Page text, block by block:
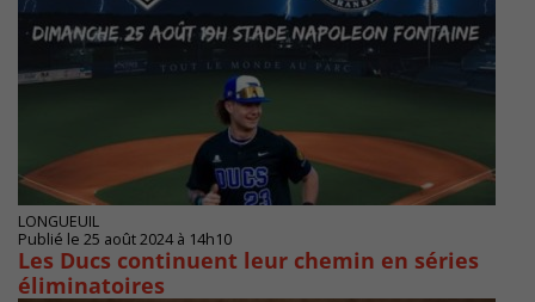
LONGUEUIL
Publié le 25 août 2024 à 14h10
Les Ducs continuent leur chemin en séries
éliminatoires